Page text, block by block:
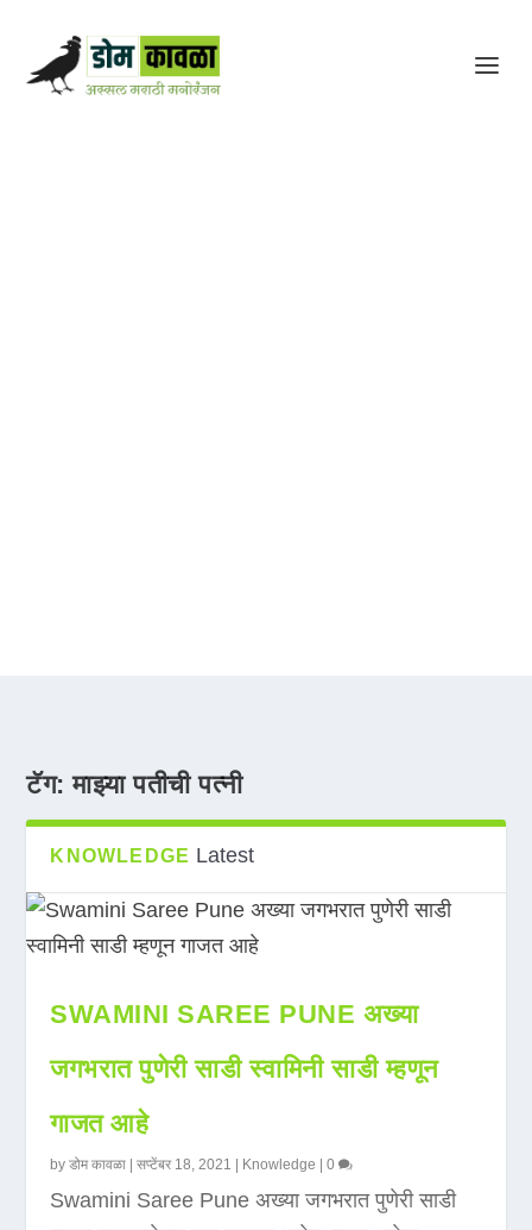
टॅग:माझ्या पतीची पत्नी
KNOWLEDGE Latest
SWAMINI SAREE PUNE अख्या
जगभरात पुणेरी साडी स्वामिनी साडी म्हणून
गाजत आहे
byडोम कावळा |सप्टेंबर 18, 2021 Knowledge |0
Swamini Saree Pune अख्या जगभरात पुणेरी साडी